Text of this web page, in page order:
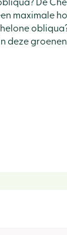
De
maximale
deze